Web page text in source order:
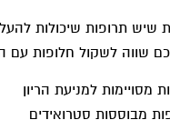
שווה לשקול חלופות עם
מסויימות למניעת הריון
מבוססות סטרואידים